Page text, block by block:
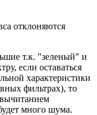
отклоняются
т.к. "зеленый" и
если оставаться
характеристики
фильтрах), то
много шума.